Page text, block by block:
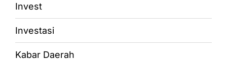
Invest
Investasi
Kabar Daerah